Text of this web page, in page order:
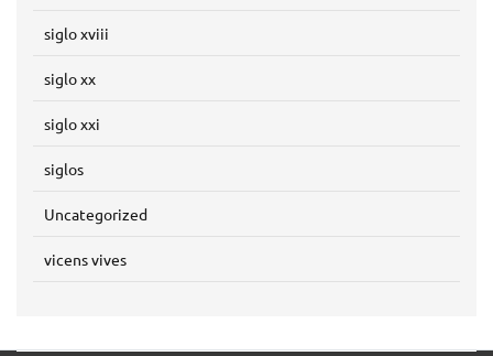
siglo xviii
siglo xx
siglo xxi
siglos
Uncategorized
vicens vives